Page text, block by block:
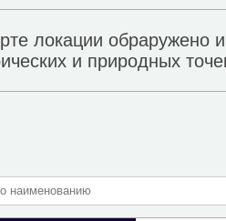
локации обраружено
и природных